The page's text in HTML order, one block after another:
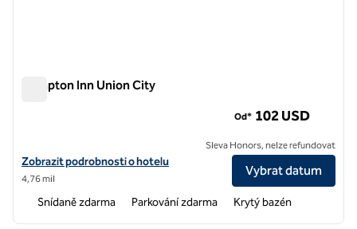
Hampton Inn Union City
Zobrazit podrobnosti o hotelu v hotelu Hampton Inn Union City
Zobrazit podrobnosti o hotelu
4,76 mil
Od* 102 USD
Sleva Honors, nelze refundovat
Vybrat datum
Snídaně zdarma Parkování zdarma Krytý bazén